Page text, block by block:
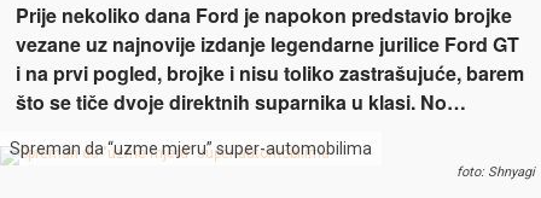
Prije nekoliko dana Ford je napokon predstavio brojke
vezane uz najnovije izdanje legendarne jurilice Ford GT
i na prvi pogled, brojke i nisu toliko zastrašujuće, barem
što se tiče dvoje direktnih suparnika u klasi. No…
Spreman da “uzme mjeru” super-automobilima
foto: Shnyagi